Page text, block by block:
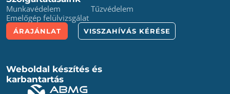
Munkavédelem
Tűzvédelem
Emelőgép felülvizsgálat
ÁRAJÁNLAT VISSZAHÍVÁS KÉRÉSE
Weboldal készítés és
karbantartás